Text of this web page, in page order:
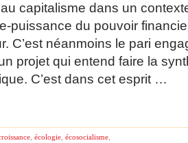
capitalisme dans un
puissance du pouvoir
C’est néanmoins le pari
projet qui entend faire la
C’est dans cet esprit …
écologie écosocialisme